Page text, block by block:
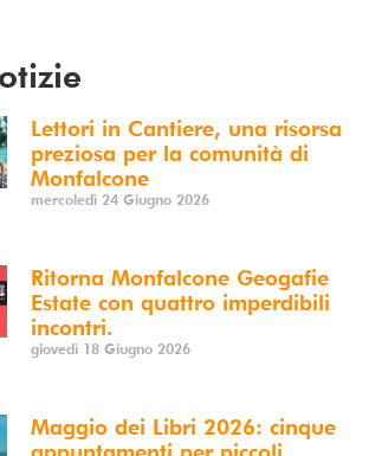
Lettori in Cantiere, una risorsa
preziosa per la comunità di
Monfalcone
mercoledì 24 Giugno 2026
Ritorna Monfalcone Geogafie
Estate con quattro imperdibili
incontri.
giovedì 18 Giugno 2026
Maggio dei Libri 2026: cinque